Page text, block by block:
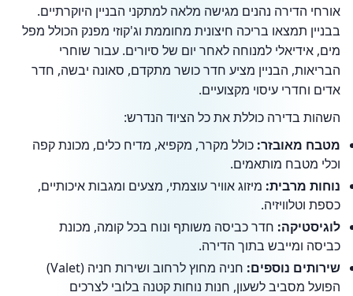
אורחי הדירה נהנים מגישה מלאה למתקני הבניין היוקרתיים.
בבניין תמצאו בריכה חיצונית מחוממת וג'קוזי מפנק הכולל מפל
מים, אידיאלי למנוחה לאחר יום של סיורים. עבור שוחרי
הבריאות, הבניין מציע חדר כושר מתקדם, סאונה יבשה, חדר
אדים וחדרי עיסוי מקצועיים.
השהות בדירה כוללת את כל הציוד הנדרש:
מטבח מאובזר: כולל מקרר, מקפיא, מדיח כלים, מכונת קפה
וכלי מטבח מותאמים.
נוחות מרבית: מיזוג אוויר עוצמתי, מצעים ומגבות איכותיים,
כספת וטלוויזיה.
לוגיסטיקה: חדר כביסה משותף ונוח בכל קומה, מכונת
כביסה ומייבש בתוך הדירה.
שירותים נוספים:
חניה מחוץ לרחוב ושירות חניה (Valet)
הפועל מסביב לשעון, חנות נוחות קטנה בלובי לצרכים